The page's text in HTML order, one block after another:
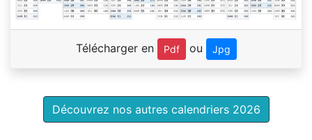
Télécharger en Pdf ou Jpg
Découvrez nos autres calendriers 2026